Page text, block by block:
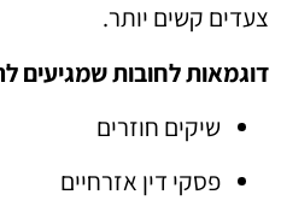
צעדים קשים יותר.
דוגמאות לחובות שמגיעים
שיקים חוזרים
פסקי דין אזרחיים